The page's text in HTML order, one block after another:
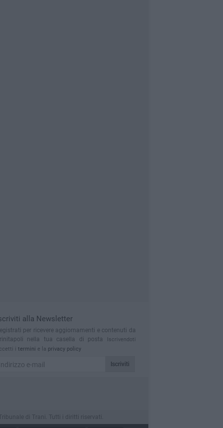
alla Newsletter
per ricevere aggiornamenti e contenuti da
nella tua casella di posta
Iscrivendoti
i termini e la privacy policy
Iscriviti
di Trani. Tutti i diritti riservati.